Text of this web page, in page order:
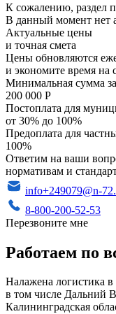
К сожалению, раздел
В данный момент нет
Актуальные цены
и точная смета
Цены обновляются
и экономите время на
Минимальная сумма
200 000 Р
Постоплата для
от 30% до 100%
Предоплата для
100%
Ответим на ваши
нормативам и
info+249079@n-
8-800-200-52-53
Перезвоните мне
Работаем по
Налажена логистика
в том числе Дальний
Калининградская